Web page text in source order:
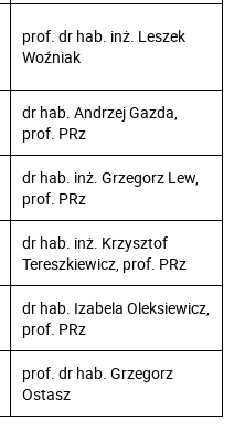
prof. dr hab. inż. Leszek
Woźniak
dr hab. Andrzej Gazda,
prof. PRz
dr hab. inż. Grzegorz Lew,
prof. PRz
dr hab. inż. Krzysztof
Tereszkiewicz, prof. PRz
dr hab. Izabela Oleksiewicz,
prof. PRz
prof. dr hab. Grzegorz
Ostasz